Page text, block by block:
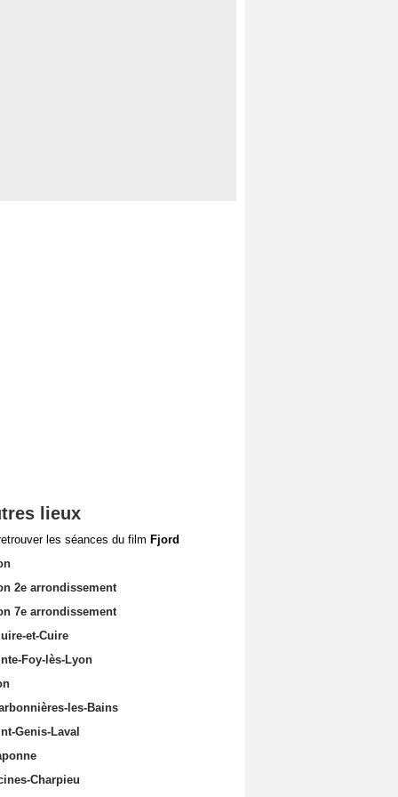
lieux
les séances du film Fjord
2e arrondissement
7e arrondissement
et-Cuire
Foy-lès-Lyon
les-Bains
Genis-Laval
Charpieu